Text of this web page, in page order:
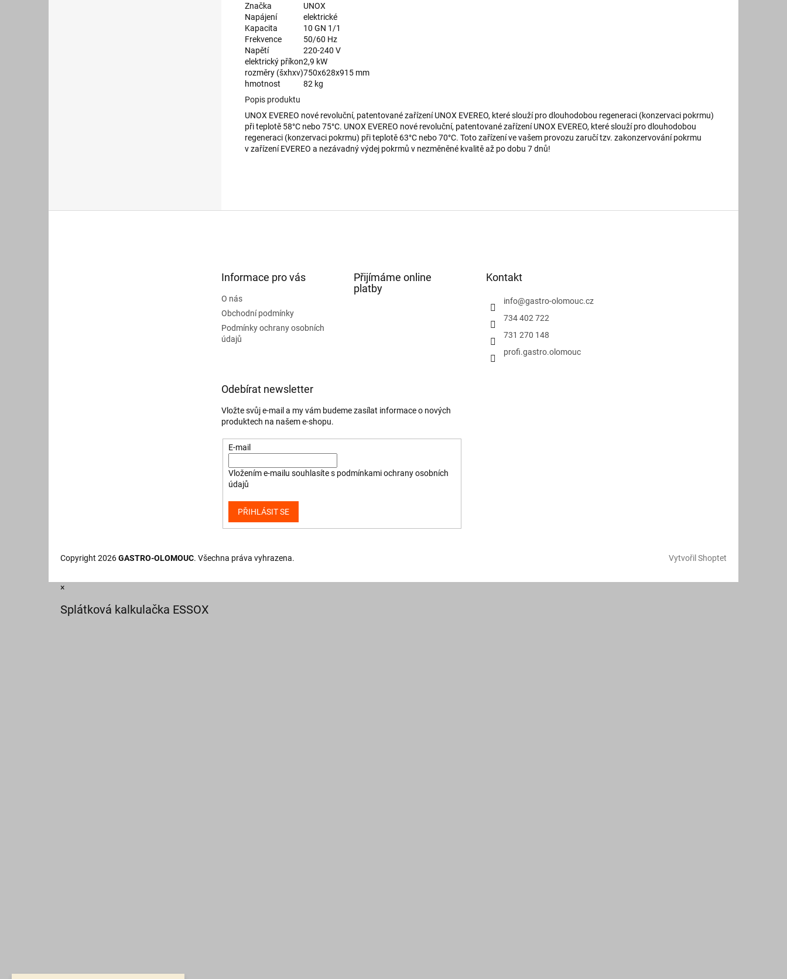
Značka
UNOX
Napájení
elektrické
Kapacita
10 GN 1/1
Frekvence
50/60 Hz
Napětí
220-240 V
elektrický příkon2,9 kW
rozměry (šxhxv)750x628x915 mm
hmotnost
82 kg
Popis produktu
UNOX EVEREO nové revoluční, patentované zařízení UNOX EVEREO, které slouží pro dlouhodobou regeneraci (konzervaci pokrmu)
při teplotě 58°C nebo 75°C. UNOX EVEREO nové revoluční, patentované zařízení UNOX EVEREO, které slouží pro dlouhodobou
regeneraci (konzervaci pokrmu) při teplotě 63°C nebo 70°C. Toto zařízení ve vašem provozu zaručí tzv. zakonzervování pokrmu
v zařízení EVEREO a nezávadný výdej pokrmů v nezměněné kvalitě až po dobu 7 dnů!
Informace pro vás
O nás
Obchodní podmínky
Podmínky ochrany osobních
údajů
Přijímáme online
platby
Kontakt
info@gastro-olomouc.cz
734 402 722
731 270 148
profi.gastro.olomouc
Odebírat newsletter
Vložte svůj e-mail a my vám budeme zasílat informace o nových
produktech na našem e-shopu.
E-mail
Vložením e-mailu souhlasíte s podmínkami ochrany osobních
údajů
PŘIHLÁSIT SE
Vytvořil Shoptet
Copyright 2026GASTRO-OLOMOUC. Všechna práva vyhrazena.
×
Splátková kalkulačka ESSOX